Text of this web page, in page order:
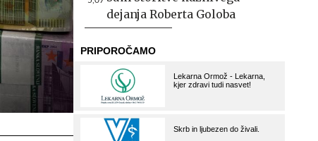
dejanja Roberta Goloba